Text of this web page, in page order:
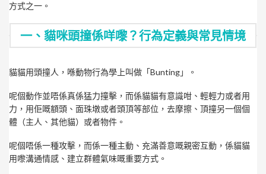
方式之一。
一、貓咪頭撞係咩嚟？行為定義與常見情境
貓貓用頭撞人，喺動物行為學上叫做「Bunting」。
呢個動作並唔係真係猛力撞擊，而係貓貓有意識咁、輕輕力或者用
力，用佢嘅額頭、面珠墩或者頭頂等部位，去摩擦、頂撞另一個個
體（主人、其他貓）或者物件。
呢個唔係一種攻擊，而係一種主動、充滿善意嘅親密互動，係貓貓
用嚟溝通情感、建立群體氣味嘅重要方式。